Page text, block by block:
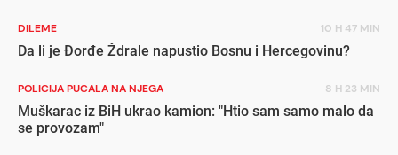
DILEME 10 H 47 MIN
Da li je Đorđe Ždrale napustio Bosnu i Hercegovinu?
POLICIJA PUCALA NA NJEGA 8 H 23 MIN
Muškarac iz BiH ukrao kamion: "Htio sam samo malo da
se provozam"